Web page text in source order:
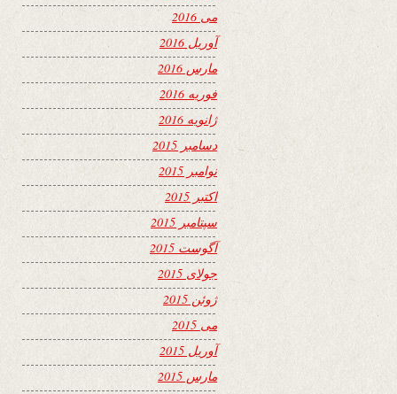
می 2016
آوریل 2016
مارس 2016
فوریه 2016
ژانویه 2016
دسامبر 2015
نوامبر 2015
اکتبر 2015
سپتامبر 2015
آگوست 2015
جولای 2015
ژوئن 2015
می 2015
آوریل 2015
مارس 2015